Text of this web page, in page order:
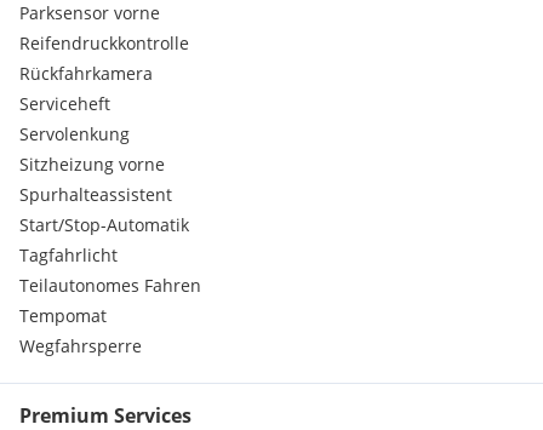
Parksensor vorne
Reifendruckkontrolle
Rückfahrkamera
Serviceheft
Servolenkung
Sitzheizung vorne
Spurhalteassistent
Start/Stop-Automatik
Tagfahrlicht
Teilautonomes Fahren
Tempomat
Wegfahrsperre
Premium Services